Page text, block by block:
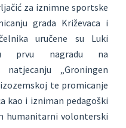
za iznimne sportske
grada Križevaca i
uručene su Luki
prvu nagradu na
natjecanju „Groningen
te promicanje
kao i izniman pedagoški
humanitarni volonterski